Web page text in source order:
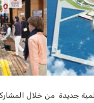
جديدة من خلال